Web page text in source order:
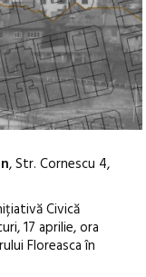
, Str. Cornescu 4,
Civică
17 aprilie, ora
Floreasca în